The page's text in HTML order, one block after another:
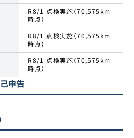
R8/1 点検実施（70,575km
時点）
R8/1 点検実施（70,575km
時点）
R8/1 点検実施（70,575km
時点）
申告